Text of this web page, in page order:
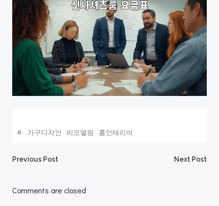
# 가구디자인 리모델링 홈인테리어
Post
navigation
Previous Post Next Post
Comments are closed